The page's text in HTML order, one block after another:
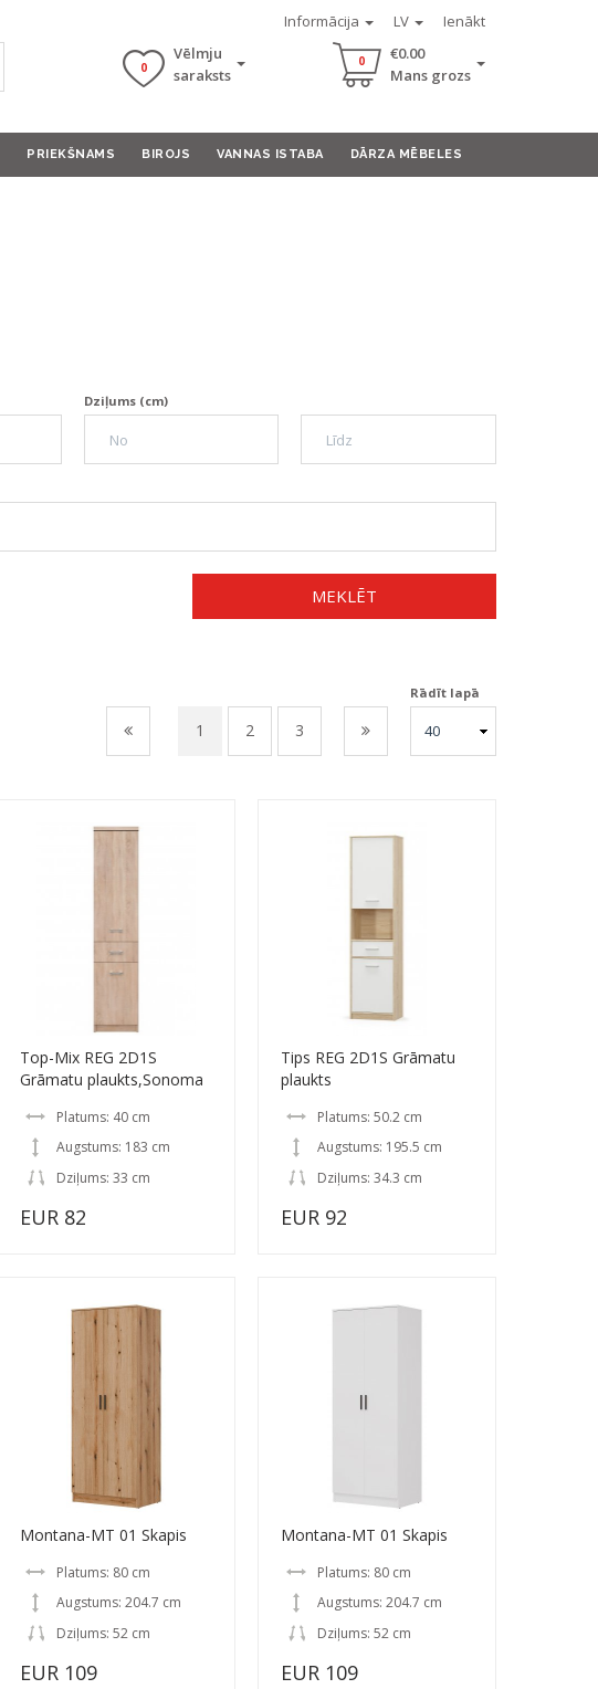
Informācija LV Ienākt
0
Vēlmju
saraksts
0
€0.00
Mans grozs
PRIEKŠNAMS BIROJS VANNAS ISTABA DĀRZA MĒBELES
Dziļums (cm)
MEKLĒT
1 2 3
Rādīt lapā
Top-Mix REG 2D1S
Grāmatu plaukts,Sonoma
Platums: 40 cm
Augstums: 183 cm
Dziļums: 33 cm
EUR 82
Tips REG 2D1S Grāmatu
plaukts
Platums: 50.2 cm
Augstums: 195.5 cm
Dziļums: 34.3 cm
EUR 92
Montana-MT 01 Skapis
Platums: 80 cm
Augstums: 204.7 cm
Dziļums: 52 cm
EUR 109
Montana-MT 01 Skapis
Platums: 80 cm
Augstums: 204.7 cm
Dziļums: 52 cm
EUR 109